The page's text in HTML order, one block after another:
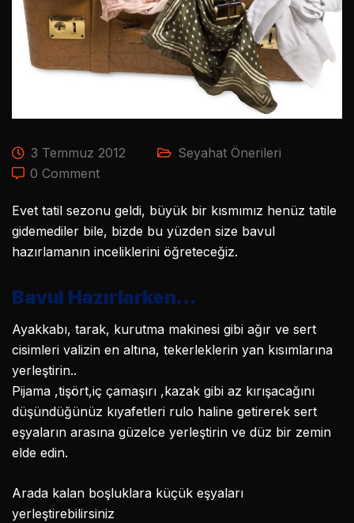
3 Temmuz 2012
Seyahat Önerileri
0 Comment
Evet tatil sezonu geldi, büyük bir kısmımız henüz tatile
gidemediler bile, bizde bu yüzden size bavul
hazırlamanın inceliklerini öğreteceğiz.
Bavul Hazırlarken…
Ayakkabı, tarak, kurutma makinesi gibi ağır ve sert
cisimleri valizin en altına, tekerleklerin yan kısımlarına
yerleştirin..
Pijama ,tişört,iç çamaşırı ,kazak gibi az kırışacağını
düşündüğünüz kıyafetleri rulo haline getirerek sert
eşyaların arasına güzelce yerleştirin ve düz bir zemin
elde edin.
Arada kalan boşluklara küçük eşyaları
yerleştirebilirsiniz